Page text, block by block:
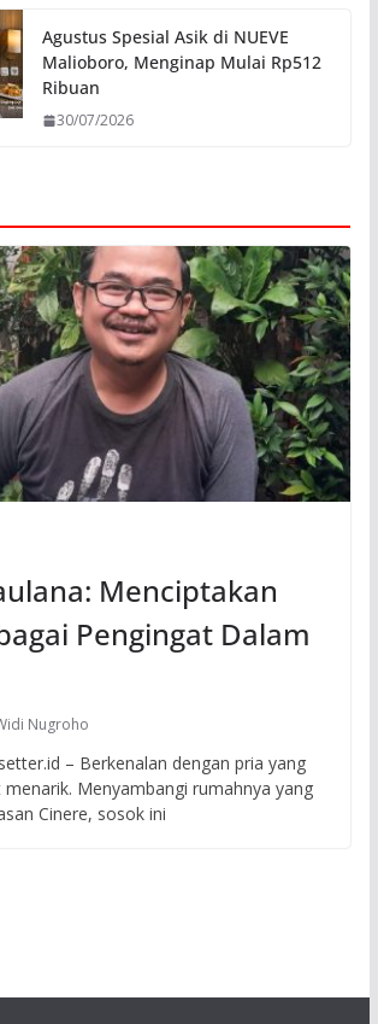
Agustus Spesial Asik di NUEVE
Malioboro, Menginap Mulai Rp512
Ribuan
30/07/2026
Menciptakan
Pengingat Dalam
Nugroho
– Berkenalan dengan pria yang
menarik. Menyambangi rumahnya yang
Cinere, sosok ini